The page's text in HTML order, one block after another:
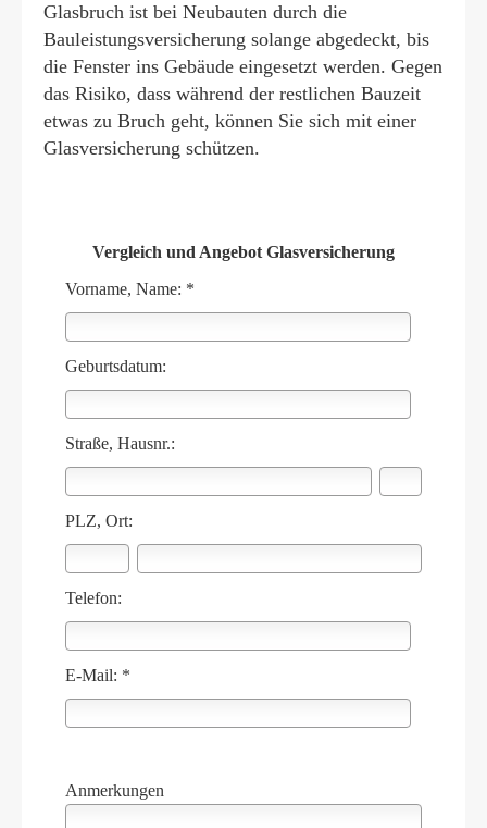
Glasbruch ist bei Neubauten durch die
Bauleistungsversicherung solange abgedeckt, bis
die Fenster ins Gebäude eingesetzt werden. Gegen
das Risiko, dass während der restlichen Bauzeit
etwas zu Bruch geht, können Sie sich mit einer
Glasversicherung schützen.
Vergleich und Angebot Glasversicherung
Vorname, Name: *
Geburts­datum:
Straße, Hausnr.:
PLZ, Ort:
Telefon:
E-Mail: *
Anmerkungen